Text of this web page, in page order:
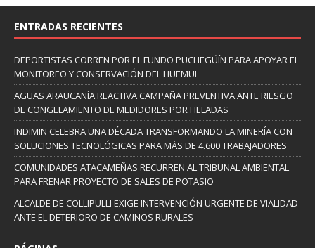
ENTRADAS RECIENTES
DEPORTISTAS CORREN POR EL FUNDO PUCHEGÜÍN PARA APOYAR EL
MONITOREO Y CONSERVACIÓN DEL HUEMUL
AGUAS ARAUCANÍA REACTIVA CAMPAÑA PREVENTIVA ANTE RIESGO
DE CONGELAMIENTO DE MEDIDORES POR HELADAS
INDIMIN CELEBRA UNA DÉCADA TRANSFORMANDO LA MINERÍA CON
SOLUCIONES TECNOLÓGICAS PARA MÁS DE 4.600 TRABAJADORES
COMUNIDADES ATACAMEÑAS RECURREN AL TRIBUNAL AMBIENTAL
PARA FRENAR PROYECTO DE SALES DE POTASIO
ALCALDE DE COLLIPULLI EXIGE INTERVENCIÓN URGENTE DE VIALIDAD
ANTE EL DETERIORO DE CAMINOS RURALES